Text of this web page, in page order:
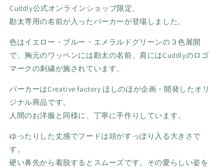
Cuddly公式オンラインショップ限定、
勘太専用の名前が入ったパーカーが登場しました。
色はイエロー・ブルー・エメラルドグリーンの３色展開
で、胸元のワッペンには勘太の名前、肩にはCuddlyのロゴ
マークの刺繍が施されています。
パーカーはCreative factory ほしのほが企画・開発したオリ
ジナル商品です。
人間のお洋服と同様に、丁寧に手作りしています。
ゆったりした丈感でフードは頭がすっぽり入る大きさで
す。
硬い鼻先から着脱するとスムーズです。その愛らしい姿を